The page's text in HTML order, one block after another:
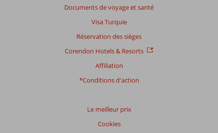
Documents de voyage et santé
Visa Turquie
Réservation des sièges
Corendon Hotels & Resorts
Affiliation
*Conditions d'action
Le meilleur prix
Cookies